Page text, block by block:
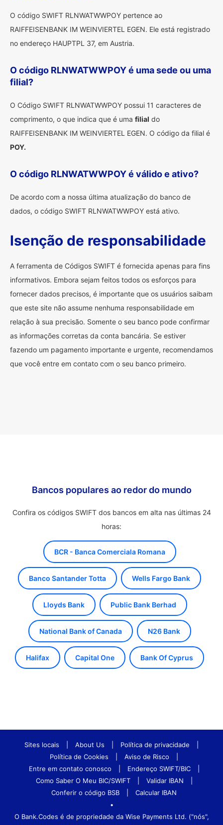
O código SWIFT RLNWATWWPOY pertence ao
RAIFFEISENBANK IM WEINVIERTEL EGEN. Ele está registrado
no endereço HAUPTPL 37, em Austria.
O código RLNWATWWPOY é uma sede ou uma
filial?
O Código SWIFT RLNWATWWPOY possui 11 caracteres de
comprimento, o que indica que é uma filial do
RAIFFEISENBANK IM WEINVIERTEL EGEN. O código da filial é
POY.
O código RLNWATWWPOY é válido e ativo?
De acordo com a nossa última atualização do banco de
dados, o código SWIFT RLNWATWWPOY está ativo.
Isenção de responsabilidade
A ferramenta de Códigos SWIFT é fornecida apenas para fins
informativos. Embora sejam feitos todos os esforços para
fornecer dados precisos, é importante que os usuários saibam
que este site não assume nenhuma responsabilidade em
relação à sua precisão. Somente o seu banco pode confirmar
as informações corretas da conta bancária. Se estiver
fazendo um pagamento importante e urgente, recomendamos
que você entre em contato com o seu banco primeiro.
Bancos populares ao redor do mundo
Confira os códigos SWIFT dos bancos em alta nas últimas 24
horas:
BCR - Banca Comerciala Romana
Banco Santander Totta Wells Fargo Bank
Lloyds Bank Public Bank Berhad
National Bank of Canada N26 Bank
Halifax Capital One Bank Of Cyprus
Sites locais About Us Política de privacidade
Política de Cookies
Aviso de Risco
Entre em contato conosco
Endereço SWIFT/BIC
Como Saber O Meu BIC/SWIFT
Validar IBAN
Conferir o código BSB
Calcular IBAN
•
O Bank.Codes é de propriedade da Wise Payments Ltd. ("nós",